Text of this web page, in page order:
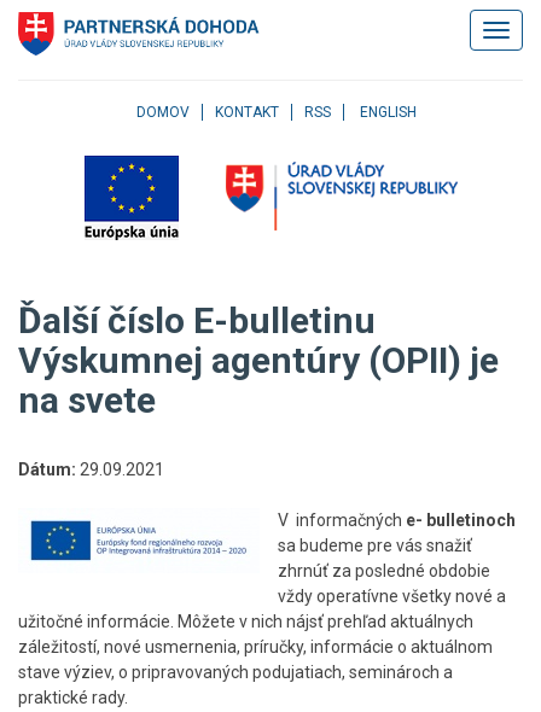
Klávesové
skratky
Skočiť
menu
na
užívateľské
menu
na
stránky
DOMOV KONTAKT RSS ENGLISH
Ďalší číslo E-bulletinu
Výskumnej agentúry (OPII) je
na svete
Dátum: 29.09.2021
V informačných e- bulletinoch
sa budeme pre vás snažiť
zhrnúť za posledné obdobie
vždy operatívne všetky nové a
užitočné informácie. Môžete v nich nájsť prehľad aktuálnych
záležitostí, nové usmernenia, príručky, informácie o aktuálnom
stave výziev, o pripravovaných podujatiach, seminároch a
praktické rady.